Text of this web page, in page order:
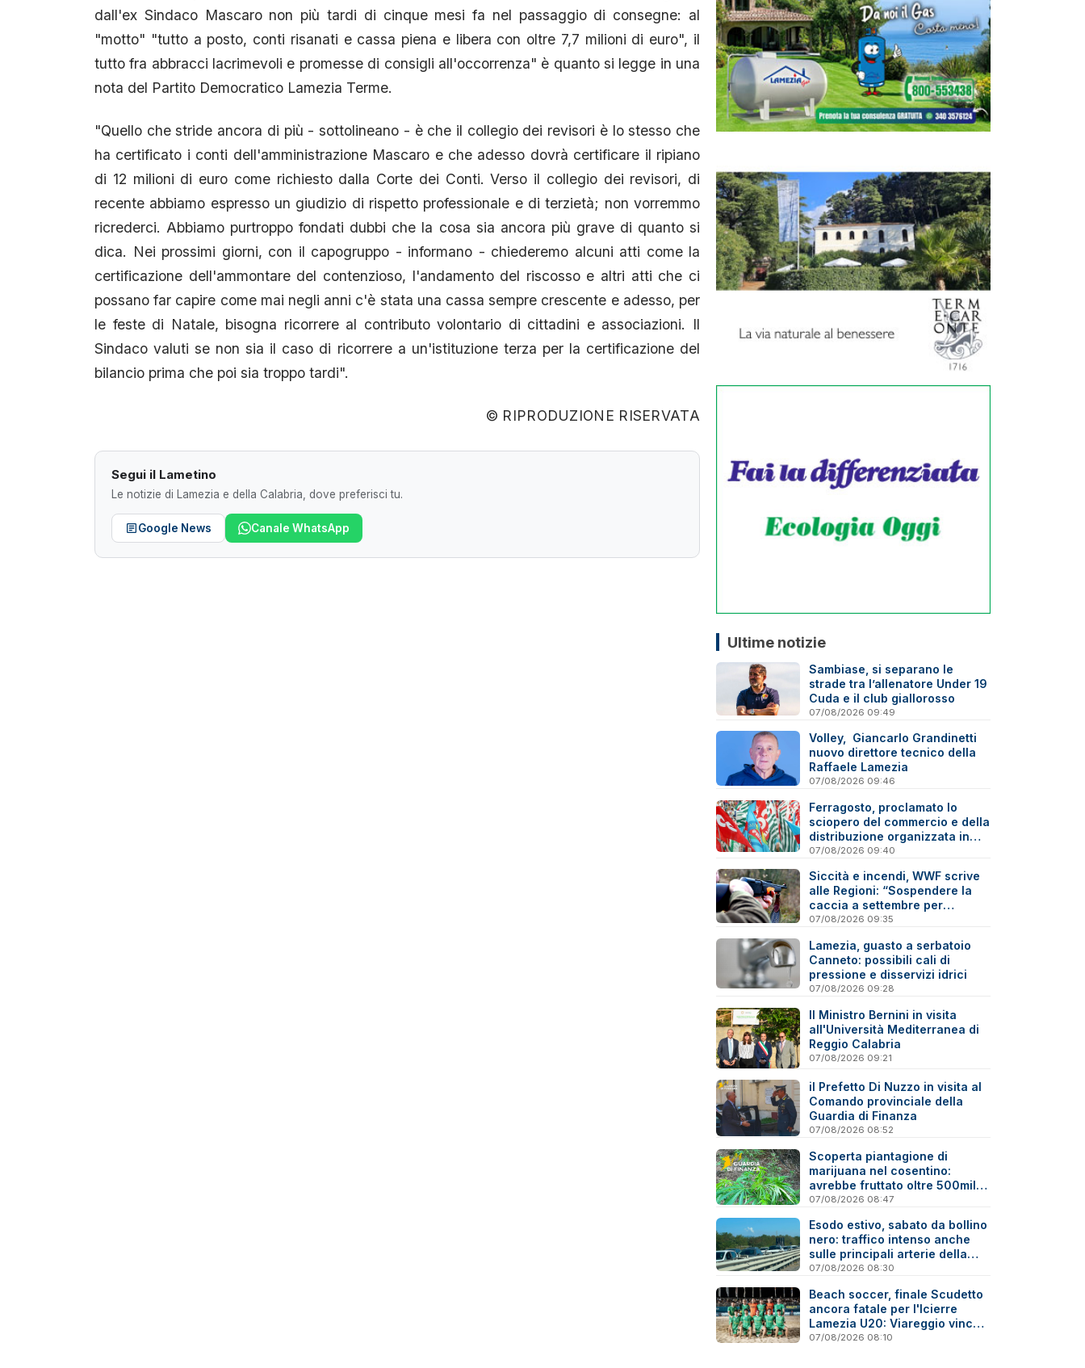
dall'ex Sindaco Mascaro non più tardi di cinque mesi fa nel passaggio di consegne: al
"motto" "tutto a posto, conti risanati e cassa piena e libera con oltre 7,7 milioni di euro", il
tutto fra abbracci lacrimevoli e promesse di consigli all'occorrenza" è quanto si legge in una
nota del Partito Democratico Lamezia Terme.
"Quello che stride ancora di più - sottolineano - è che il collegio dei revisori è lo stesso che
ha certificato i conti dell'amministrazione Mascaro e che adesso dovrà certificare il ripiano
di 12 milioni di euro come richiesto dalla Corte dei Conti. Verso il collegio dei revisori, di
recente abbiamo espresso un giudizio di rispetto professionale e di terzietà; non vorremmo
ricrederci. Abbiamo purtroppo fondati dubbi che la cosa sia ancora più grave di quanto si
dica. Nei prossimi giorni, con il capogruppo - informano - chiederemo alcuni atti come la
certificazione dell'ammontare del contenzioso, l'andamento del riscosso e altri atti che ci
possano far capire come mai negli anni c'è stata una cassa sempre crescente e adesso, per
le feste di Natale, bisogna ricorrere al contributo volontario di cittadini e associazioni. Il
Sindaco valuti se non sia il caso di ricorrere a un'istituzione terza per la certificazione del
bilancio prima che poi sia troppo tardi".
© RIPRODUZIONE RISERVATA
Segui il Lametino
Le notizie di Lamezia e della Calabria, dove preferisci tu.
Google News Canale WhatsApp
Ultime notizie
Sambiase, si separano le
strade tra l’allenatore Under 19
Cuda e il club giallorosso
07/08/2026 09:49
Volley, Giancarlo Grandinetti
nuovo direttore tecnico della
Raffaele Lamezia
07/08/2026 09:46
Ferragosto, proclamato lo
sciopero del commercio e della
distribuzione organizzata in
Calabria
07/08/2026 09:40
Siccità e incendi, WWF scrive
alle Regioni: “Sospendere la
caccia a settembre per
tutelare la fauna”
07/08/2026 09:35
Lamezia, guasto a serbatoio
Canneto: possibili cali di
pressione e disservizi idrici
07/08/2026 09:28
Il Ministro Bernini in visita
all'Università Mediterranea di
Reggio Calabria
07/08/2026 09:21
il Prefetto Di Nuzzo in visita al
Comando provinciale della
Guardia di Finanza
07/08/2026 08:52
Scoperta piantagione di
marijuana nel cosentino:
avrebbe fruttato oltre 500mila
euro
07/08/2026 08:47
Esodo estivo, sabato da bollino
nero: traffico intenso anche
sulle principali arterie della
Calabria
07/08/2026 08:30
Beach soccer, finale Scudetto
ancora fatale per l'Icierre
Lamezia U20: Viareggio vince
ai rigori
07/08/2026 08:10